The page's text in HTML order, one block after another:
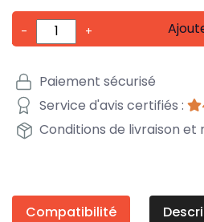
- +
Paiement sécurisé
Service d'avis certifiés :
Conditions de livraison et
Compatibilité